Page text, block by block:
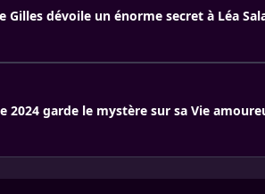
Gilles dévoile un énorme secret à Léa
2024 garde le mystère sur sa Vie